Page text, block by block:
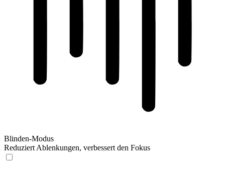
Blinden-Modus
Reduziert Ablenkungen, verbessert den Fokus